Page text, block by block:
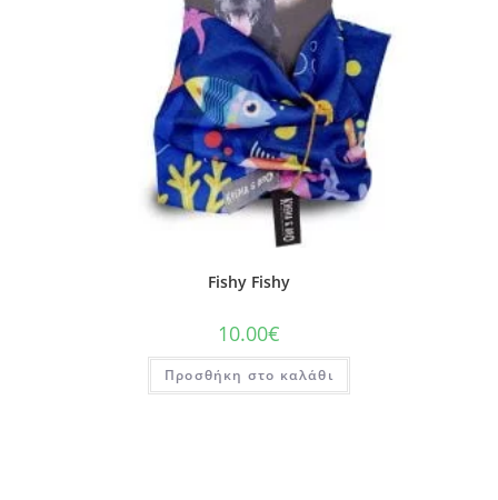
Fishy Fishy
10.00€
Προσθήκη στο καλάθι